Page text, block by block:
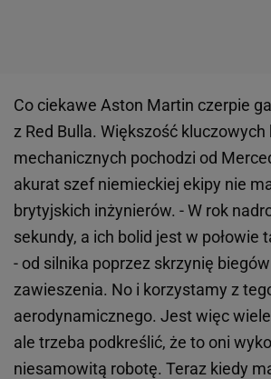
Co ciekawe Aston Martin czerpie
z Red Bulla. Większość
mechanicznych pochodzi od
akurat szef niemieckiej ekipy nie
brytyjskich inżynierów. - W rok
sekundy, a ich bolid jest w połowie
- od silnika poprzez skrzynię
zawieszenia. No i korzystamy z
aerodynamicznego. Jest więc
ale trzeba podkreślić, że to oni
niesamowitą robotę. Teraz kiedy